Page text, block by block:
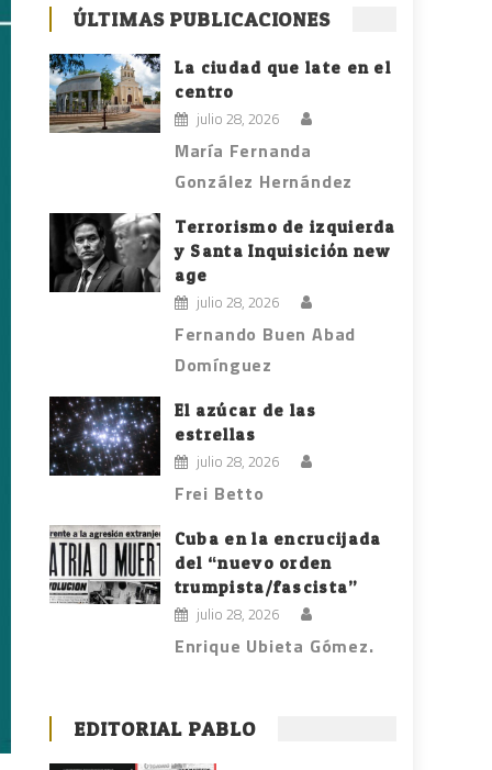
ÚLTIMAS PUBLICACIONES
La ciudad que late en el
centro
julio 28, 2026
María Fernanda
González Hernández
Terrorismo de izquierda
y Santa Inquisición new
age
julio 28, 2026
Fernando Buen Abad
Domínguez
El azúcar de las
estrellas
julio 28, 2026
Frei Betto
Cuba en la encrucijada
del “nuevo orden
trumpista/fascista”
julio 28, 2026
Enrique Ubieta Gómez.
EDITORIAL PABLO